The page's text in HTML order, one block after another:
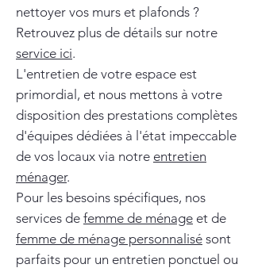
nettoyer vos murs et plafonds ?
Retrouvez plus de détails sur notre
service ici.
L'entretien de votre espace est
primordial, et nous mettons à votre
disposition des prestations complètes
d'équipes dédiées à l'état impeccable
de vos locaux via notre entretien
ménager.
Pour les besoins spécifiques, nos
services de femme de ménage et de
femme de ménage personnalisé sont
parfaits pour un entretien ponctuel ou